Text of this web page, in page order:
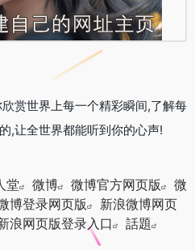
赏世界上每一个精彩瞬间,了解每
,让全世界都能听到你的心声!
堂 微博 微博官方网页版
微
博登录网页版
新浪微博网页
浪网页版登录入口 話題